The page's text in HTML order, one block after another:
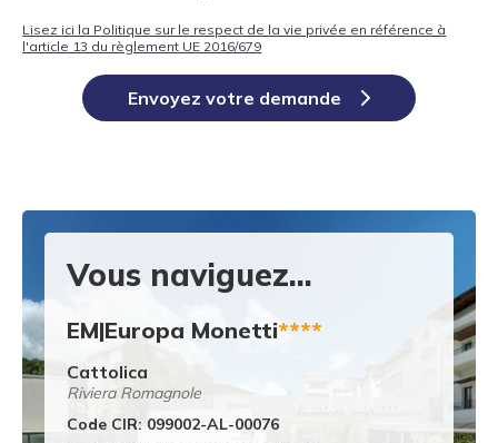
Lisez ici la Politique sur le respect de la vie privée en référence à
l'article 13 du règlement UE 2016/679
Envoyez votre demande
Vous naviguez...
EM|Europa Monetti****
Cattolica
Riviera Romagnole
Code CIR: 099002-AL-00076